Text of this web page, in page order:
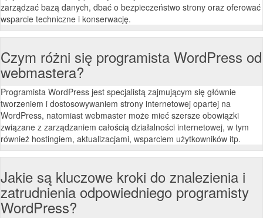
zarządzać bazą danych, dbać o bezpieczeństwo strony oraz oferować
wsparcie techniczne i konserwację.
Czym różni się programista WordPress od
webmastera?
Programista WordPress jest specjalistą zajmującym się głównie
tworzeniem i dostosowywaniem strony internetowej opartej na
WordPress, natomiast webmaster może mieć szersze obowiązki
związane z zarządzaniem całością działalności internetowej, w tym
również hostingiem, aktualizacjami, wsparciem użytkowników itp.
Jakie są kluczowe kroki do znalezienia i
zatrudnienia odpowiedniego programisty
WordPress?